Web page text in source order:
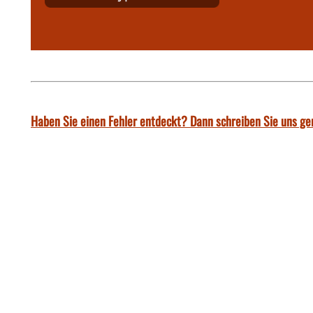
Haben Sie einen Fehler entdeckt? Dann schreiben Sie uns